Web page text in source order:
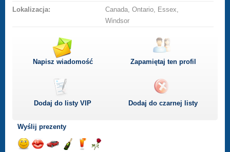
Lokalizacja:
Canada, Ontario, Essex,
Windsor
Napisz wiadomość Zapamiętaj ten profil
Dodaj do listyVIP Dodaj do czarnej listy
Wyślij prezenty